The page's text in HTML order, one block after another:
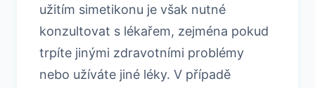
užitím simetikonu je však nutné
konzultovat s lékařem, zejména pokud
trpíte jinými zdravotními problémy
nebo užíváte jiné léky. V případě